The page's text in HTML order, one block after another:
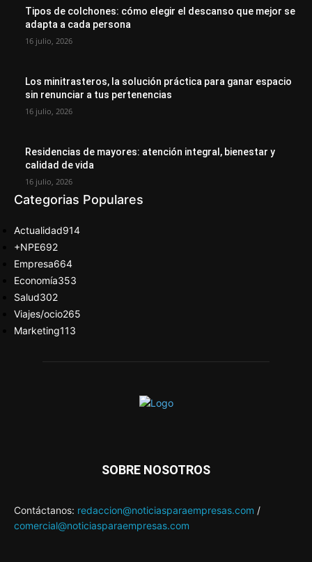
Tipos de colchones: cómo elegir el descanso que mejor se
adapta a cada persona
16 julio, 2026
Los minitrasteros, la solución práctica para ganar espacio
sin renunciar a tus pertenencias
16 julio, 2026
Residencias de mayores: atención integral, bienestar y
calidad de vida
16 julio, 2026
Categorias Populares
Actualidad914
+NPE692
Empresa664
Economía353
Salud302
Viajes/ocio265
Marketing113
SOBRE NOSOTROS
Contáctanos: redaccion@noticiasparaempresas.com /
comercial@noticiasparaempresas.com